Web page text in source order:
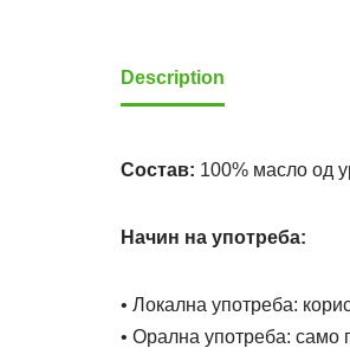
Description
Состав: 100% масло од
Начин на употреба:
• Локална употреба:
• Орална употреба: само